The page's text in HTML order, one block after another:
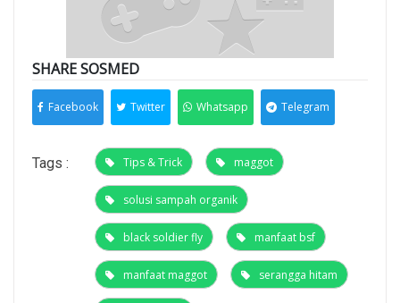
SHARE SOSMED
Facebook Twitter Whatsapp Telegram
Tags : Tips & Trick maggot
solusi sampah organik
black soldier fly manfaat bsf
manfaat maggot serangga hitam